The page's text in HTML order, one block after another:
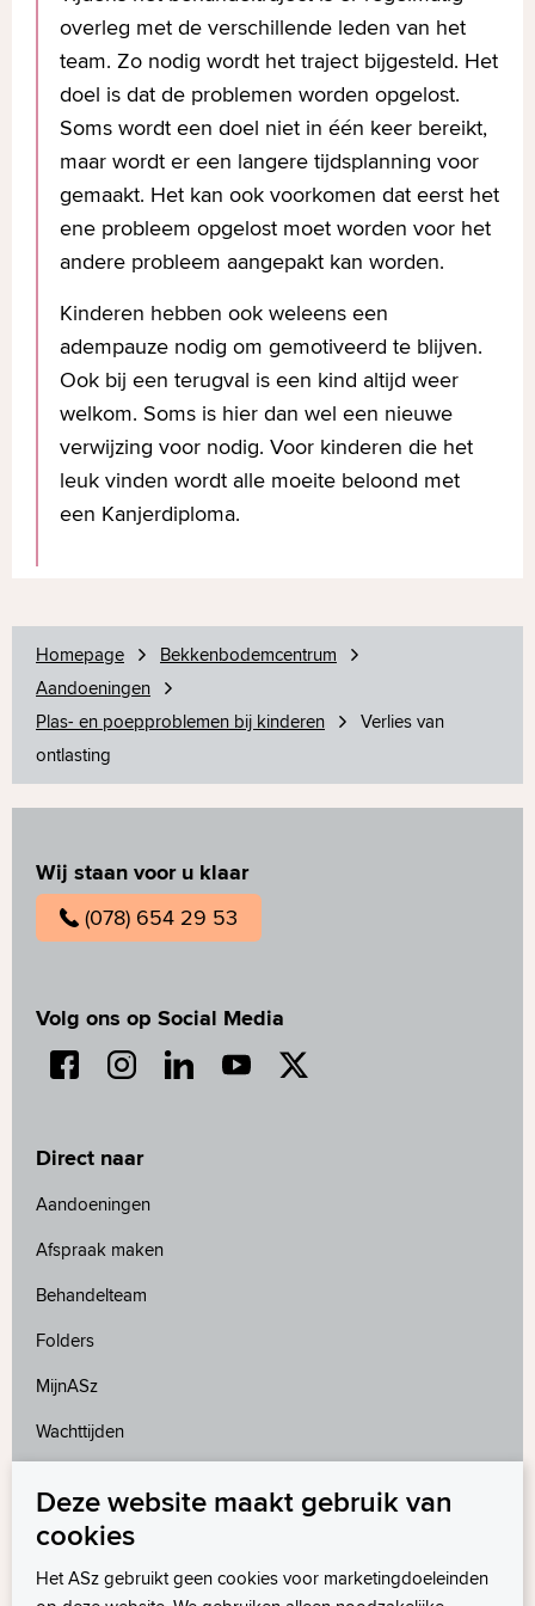
ook van elkaar. Een enkele keer wordt de
poep- en plasklas ook weleens
individueel gegeven. Om alle informatie
goed te kunnen onthouden, ontvangen
de kinderen na de plasklasdit
boekje waarin alles nog een keer op een
kindvriendelijke manier aan de orde
komt. De ervaring leert dat dit een
de oplossing van het probleem.
of -houding.
Algemene adviezen over drinken en
eten.
Oefentherapie, onderdelen kunnen
zijn: verbetering van plas- en
ontlastingstechniek, ontspannen en
bewustzijn en juist gebruik van de
bekkenbodemspieren.
Wij kunnen daarbij indien nodig
gebruik maken van uroflow toilet,
bladderscan ter controle van de
blaaslediging, myofeedback
apparatuur en TENS thuis
apparatuur.
Uw kind krijgt veelal oefeningen mee
goed mogelijk resultaat te behalen. De
therapie vraagt dus inzet van u en uw
kind. Kinderbekkenfysiotherapie wordt
vanuit de basisverzekering tot 18 jaar
volledig vergoed.
het oplossen van poep- en
plasproblemen. Begrijpen waarom iets
moet en hoe is vaak al een goede stap in
de richting. Vaak gaan de adviezen over
heel gewone dingen, die het probleem
op kunnen lossen.
De kindercontinentieverpleegkundige
kind op een passende manier te coachen.
Vaak lost uw kind op deze manier zelf het
probleem op, met een beetje hulp! De
kindercontinentieverpleegkundige is
creatief in het coachen en staat altijd
open voor uw inbreng als ouder of
verzorger.
kindercontinentieverpleegkundige kan u
hierover informeren en adviseren.
overleg met de verschillende leden van het
team. Zo nodig wordt het traject bijgesteld. Het
doel is dat de problemen worden opgelost.
Soms wordt een doel niet in één keer bereikt,
maar wordt er een langere tijdsplanning voor
gemaakt. Het kan ook voorkomen dat eerst het
ene probleem opgelost moet worden voor het
andere probleem aangepakt kan worden.
Kinderen hebben ook weleens een
adempauze nodig om gemotiveerd te blijven.
Ook bij een terugval is een kind altijd weer
welkom. Soms is hier dan wel een nieuwe
verwijzing voor nodig. Voor kinderen die het
leuk vinden wordt alle moeite beloond met
een Kanjerdiploma.
Homepage
Bekkenbodemcentrum
Aandoeningen
Plas- en poepproblemen bij kinderen
Verlies van
ontlasting
Wij staan voor u klaar
(078) 654 29 53
Volg ons op Social Media
Direct naar
Aandoeningen
Afspraak maken
Behandelteam
Folders
MijnASz
Wachttijden
Meer weten?
Deze website maakt gebruik van
cookies
Het ASz gebruikt geen cookies voor marketingdoeleinden